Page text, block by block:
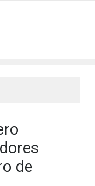
de